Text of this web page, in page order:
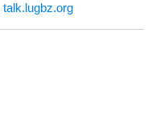
talk.lugbz.org